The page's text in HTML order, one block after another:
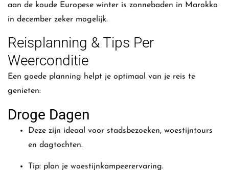
aan de koude Europese winter is zonnebaden in Marokko
in december zeker mogelijk.
Reisplanning & Tips Per
Weerconditie
Een goede planning helpt je optimaal van je reis te
genieten:
Droge Dagen
Deze zijn ideaal voor stadsbezoeken, woestijntours
en dagtochten.
Tip: plan je woestijnkampeerervaring.